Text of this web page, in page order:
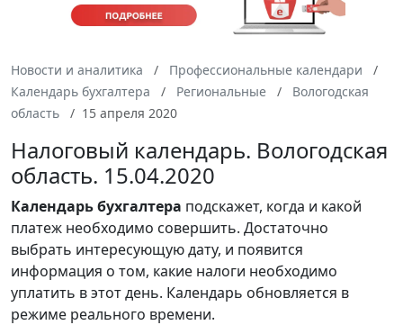
Новости и аналитика
Профессиональные календари
Календарь бухгалтера
Региональные
Вологодская
область
15 апреля 2020
Налоговый календарь. Вологодская
область. 15.04.2020
Календарьбухгалтера подскажет, когда и какой
платеж необходимо совершить. Достаточно
выбрать интересующую дату, и появится
информация о том, какие налоги необходимо
уплатить в этот день. Календарь обновляется в
режиме реального времени.